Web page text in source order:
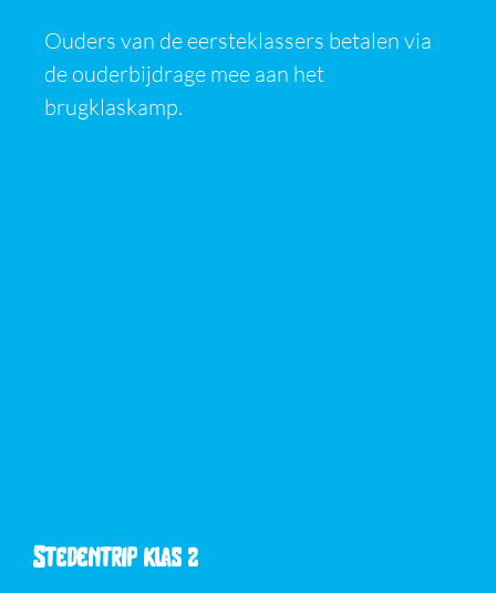
Ouders van de eersteklassers betalen via
de ouderbijdrage mee aan het
brugklaskamp.
Stedentrip klas 2